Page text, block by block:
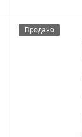
Продано